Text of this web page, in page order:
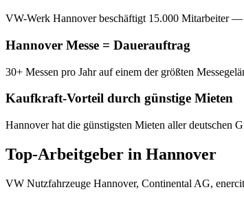
VW-Werk Hannover beschäftigt 15.000 Mitarbeiter
Hannover Messe = Dauerauftrag
30+ Messen pro Jahr auf einem der größten
Kaufkraft-Vorteil durch günstige Mieten
Hannover hat die günstigsten Mieten aller deutschen
Top-Arbeitgeber in Hannover
VW Nutzfahrzeuge Hannover, Continental AG,